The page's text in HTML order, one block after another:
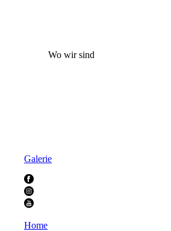
Wo wir sind
Galerie
Home